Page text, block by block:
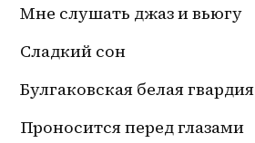
Мне слушать джаз и вьюгу
Сладкий сон
Булгаковская белая гвардия
Проносится перед глазами